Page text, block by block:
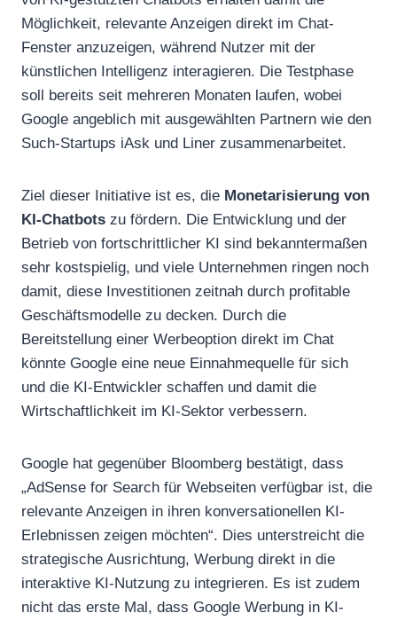
Möglichkeit, relevante Anzeigen direkt im Chat-
Fenster anzuzeigen, während Nutzer mit der
künstlichen Intelligenz interagieren. Die Testphase
soll bereits seit mehreren Monaten laufen, wobei
Google angeblich mit ausgewählten Partnern wie den
Such-Startups iAsk und Liner zusammenarbeitet.
Ziel dieser Initiative ist es, die Monetarisierung von
KI-Chatbots zu fördern. Die Entwicklung und der
Betrieb von fortschrittlicher KI sind bekanntermaßen
sehr kostspielig, und viele Unternehmen ringen noch
damit, diese Investitionen zeitnah durch profitable
Geschäftsmodelle zu decken. Durch die
Bereitstellung einer Werbeoption direkt im Chat
könnte Google eine neue Einnahmequelle für sich
und die KI-Entwickler schaffen und damit die
Wirtschaftlichkeit im KI-Sektor verbessern.
Google hat gegenüber Bloomberg bestätigt, dass
„AdSense for Search für Webseiten verfügbar ist, die
relevante Anzeigen in ihren konversationellen KI-
Erlebnissen zeigen möchten“. Dies unterstreicht die
strategische Ausrichtung, Werbung direkt in die
interaktive KI-Nutzung zu integrieren. Es ist zudem
nicht das erste Mal, dass Google Werbung in KI-